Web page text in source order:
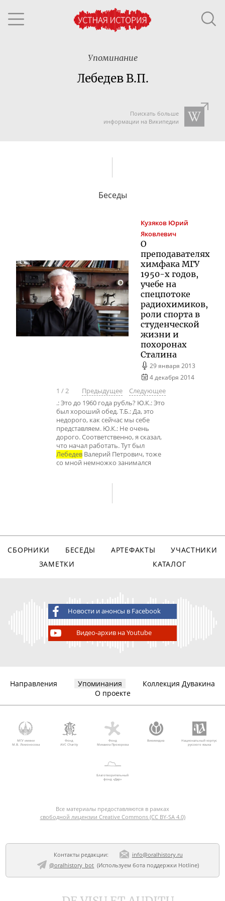
Упоминание
Лебедев В.П.
Поискать больше
информации на Википедии
Беседы
Кузяков Юрий
Яковлевич
О
преподавателях
химфака МГУ
1950-х годов,
учебе на
спецпотоке
радиохимиков,
роли спорта в
студенческой
жизни и
похоронах
Сталина
29 января 2013
4 декабря 2014
1 /2 Предыдущее
Следующее
.: Это до 1960 года рубль? Ю.К.: Это
был хороший обед. Т.Б.: Да, это
недорого, как сейчас мы себе
представляем. Ю.К.: Не очень
дорого. Соответственно, я сказал,
что начал работать. Тут был
Лебедев Валерий Петрович, тоже
со мной немножко занимался
СБОРНИКИ БЕСЕДЫ АРТЕФАКТЫ
УЧАСТНИКИ
ЗАМЕТКИ
КАТАЛОГ
Новости и анонсы в Facebook
Видео-архив на Youtube
Направления Упоминания
Коллекция Дувакина
О проекте
МГУ имени
М.В. Ломоносова
Фонд
AVC Charity
Фонд
Михаила Прохорова
Викимедиа
Национальный корпус
русского языка
Благотворительный
фонд «Дар»
Все материалы предоставляются в рамках
свободной лицензии Creative Commons (CC BY-SA 4.0)
Контакты редакции:
info@oralhistory.ru
@oralhistory_bot (Используембота поддержки Hotline)